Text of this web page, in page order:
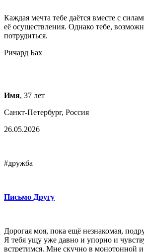
Каждая мечта тебе даётся вместе с
её осуществления. Однако тебе,
потрудиться.
Ричард Бах
Имя, 37 лет
Санкт-Петербург, Россия
26.05.2026
#дружба
Письмо Другу
Дорогая моя, пока ещё незнакомая,
Я тебя ущу уже давно и упорно и
встретимся. Мне скучно в монотонной